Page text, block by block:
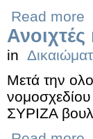
Read more
in
Μετά την
ΣΥΡΙΖΑ